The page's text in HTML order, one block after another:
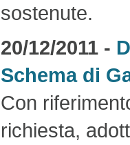
sostenute.
20/12/2011 -
Schema di
Con
richiesta,